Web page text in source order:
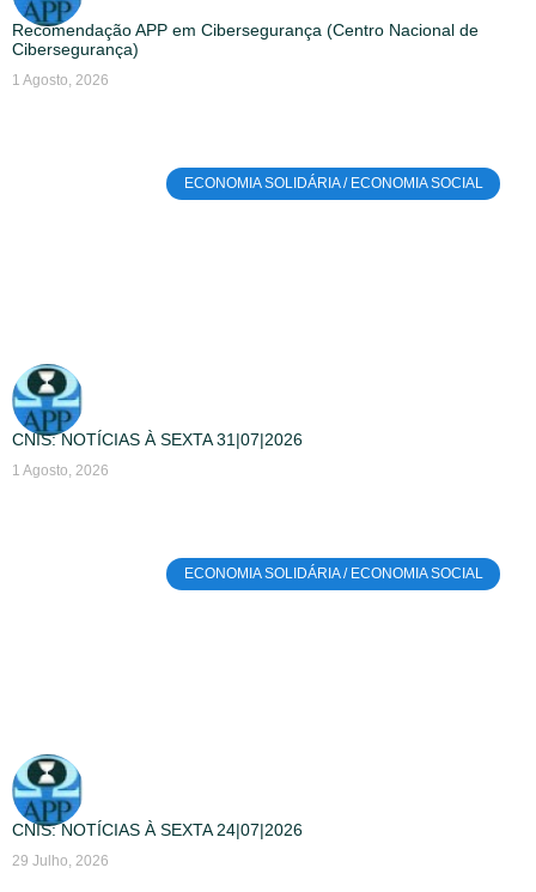
Recomendação APP em Cibersegurança (Centro Nacional de
Cibersegurança)
1 Agosto, 2026
ECONOMIA SOLIDÁRIA / ECONOMIA SOCIAL
CNIS: NOTÍCIAS À SEXTA 31|07|2026
1 Agosto, 2026
ECONOMIA SOLIDÁRIA / ECONOMIA SOCIAL
CNIS: NOTÍCIAS À SEXTA 24|07|2026
29 Julho, 2026